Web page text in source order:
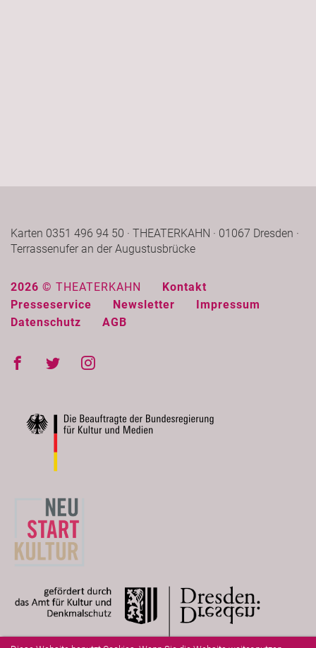
Karten 0351 496 94 50 · THEATERKAHN · 01067 Dresden ·
Terrassenufer an der Augustusbrücke
2026 © THEATERKAHN
Kontakt
Presseservice
Newsletter
Impressum
Datenschutz
AGB